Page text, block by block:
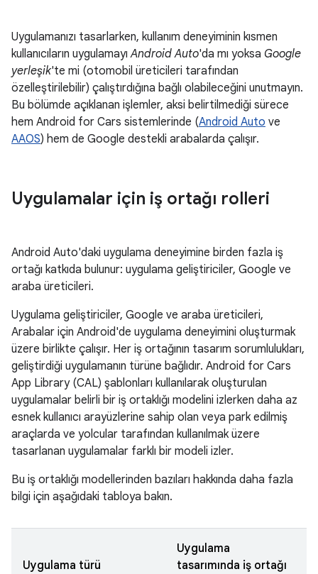
Uygulamanızı tasarlarken, kullanım deneyiminin kısmen
kullanıcıların uygulamayıAndroid Auto'da mı yoksa Google
yerleşik'te mi (otomobil üreticileri tarafından
özelleştirilebilir) çalıştırdığına bağlı olabileceğini unutmayın.
Bu bölümde açıklanan işlemler, aksi belirtilmediği sürece
hem Android for Cars sistemlerinde (Android Auto ve
AAOS) hem de Google destekli arabalarda çalışır.
Uygulamalar için iş ortağı rolleri
Android Auto'daki uygulama deneyimine birden fazla iş
ortağı katkıda bulunur: uygulama geliştiriciler, Google ve
araba üreticileri.
Uygulama geliştiriciler, Google ve araba üreticileri,
Arabalar için Android'de uygulama deneyimini oluşturmak
üzere birlikte çalışır. Her iş ortağının tasarım sorumlulukları,
geliştirdiği uygulamanın türüne bağlıdır. Android for Cars
App Library (CAL) şablonları kullanılarak oluşturulan
uygulamalar belirli bir iş ortaklığı modelini izlerken daha az
esnek kullanıcı arayüzlerine sahip olan veya park edilmiş
araçlarda ve yolcular tarafından kullanılmak üzere
tasarlanan uygulamalar farklı bir modeli izler.
Bu iş ortaklığı modellerinden bazıları hakkında daha fazla
bilgi için aşağıdaki tabloya bakın.
Uygulama türü
Uygulama
tasarımında iş ortağı